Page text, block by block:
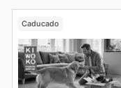
Caducado